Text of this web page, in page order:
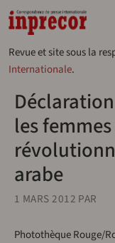
Aller au contenu principal
Revue et site sous la
Internationale.
les
arabe
1 MARS 2012 PAR
Photothèque Rouge/